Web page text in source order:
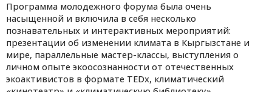
Программа молодежного форума была очень
насыщенной и включила в себя несколько
познавательных и интерактивных мероприятий:
презентации об изменении климата в Кыргызстане и
мире, параллельные мастер-классы, выступления о
личном опыте экоосознанности от отечественных
экоактивистов в формате TEDx, климатический